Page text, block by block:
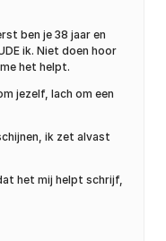
ben je 38 jaar en
ik. Niet doen hoor
het helpt.
jezelf, lach om een
ik zet alvast
het mij helpt schrijf,